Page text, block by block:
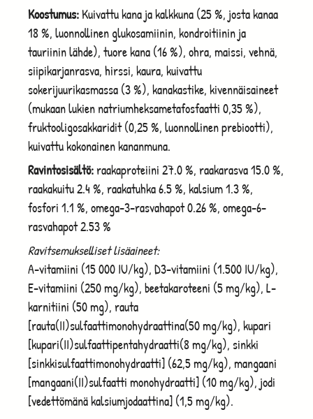
Koostumus:Kuivattu kana ja kalkkuna (25 %, josta kanaa
18 %, luonnollinen glukosamiinin, kondroitiinin ja
tauriinin lähde), tuore kana (16 %), ohra, maissi, vehnä,
siipikarjanrasva, hirssi, kaura, kuivattu
sokerijuurikasmassa (3 %), kanakastike, kivennäisaineet
(mukaan lukien natriumheksametafosfaatti 0,35 %),
fruktooligosakkaridit(0,25 %, luonnollinen prebiootti),
kuivattu kokonainen kananmuna.
Ravintosisältö: raakaproteiini 27.0%, raakarasva 15.0%,
raakakuitu 2.4%, raakatuhka 6.5%, kalsium 1.3%,
fosfori 1.1 %, omega-3-rasvahapot 0.26%, omega-6-
rasvahapot 2.53%
Ravitsemukselliset lisäaineet:
A-vitamiini (15 000 IU/kg), D3-vitamiini (1.500 IU/kg),
E-vitamiini (250 mg/kg), beetakaroteeni (5 mg/kg), L-
karnitiini (50 mg), rauta
[rauta(II)sulfaattimonohydraattina(50 mg/kg), kupari
[kupari(II)sulfaattipentahydraatti(8 mg/kg), sinkki
[sinkkisulfaattimonohydraatti] (62,5 mg/kg), mangaani
[mangaani(II)sulfaatti monohydraatti] (10 mg/kg), jodi
[vedettömänä kalsiumjodaattina] (1,5 mg/kg).